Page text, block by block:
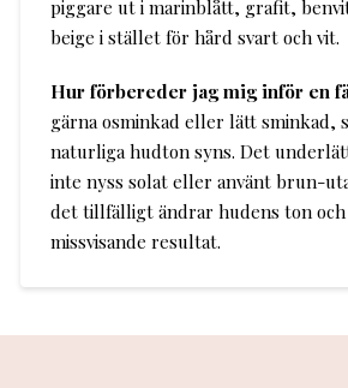
piggare ut i marinblått, grafit,
beige i stället för hård svart och vit.
Hur förbereder jag mig inför en
gärna osminkad eller lätt sminkad,
naturliga hudton syns. Det
inte nyss solat eller använt brun-
det tillfälligt ändrar hudens ton
missvisande resultat.